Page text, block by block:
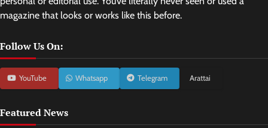
magazine that looks or works like this before.
Follow Us On:
YouTube Whatsapp Telegram Arattai
Featured News